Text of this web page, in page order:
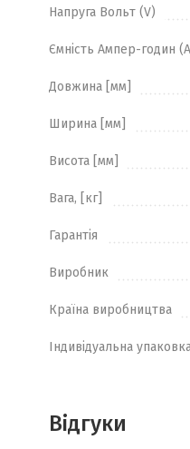
Напруга Вольт (V)
Ємність Ампер-годин
Довжина [мм]
Ширина [мм]
Висота [мм]
Вага, [кг]
Гарантія
Виробник
Країна виробництва
Індивідуальна
Відгуки